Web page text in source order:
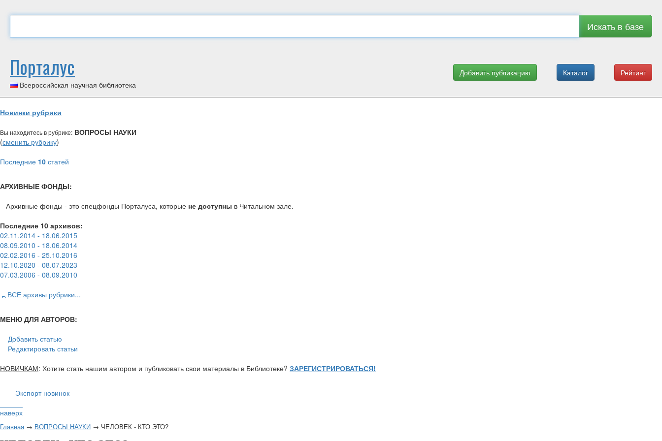
Искать в базе
Рейтинг
Каталог
Добавить публикацию
Порталус
Всероссийская научная библиотека
Новинки рубрики
Вы находитесь в рубрике: ВОПРОСЫ НАУКИ
(сменить рубрику)
Последние 10 статей
АРХИВНЫЕ ФОНДЫ:
Архивные фонды - это спецфонды Порталуса, которые не доступны в Читальном зале.
Последние 10 архивов:
02.11.2014 - 18.06.2015
08.09.2010 - 18.06.2014
02.02.2016 - 25.10.2016
12.10.2020 - 08.07.2023
07.03.2006 - 08.09.2010
ВСЕ архивы рубрики...
МЕНЮ ДЛЯ АВТОРОВ:
Добавить статью
Редактировать статьи
НОВИЧКАМ: Хотите стать нашим автором и публиковать свои материалы в Библиотеке? ЗАРЕГИСТРИРОВАТЬСЯ!
Экспорт новинок
наверх
Главная → ВОПРОСЫ НАУКИ → ЧЕЛОВЕК - КТО ЭТО?